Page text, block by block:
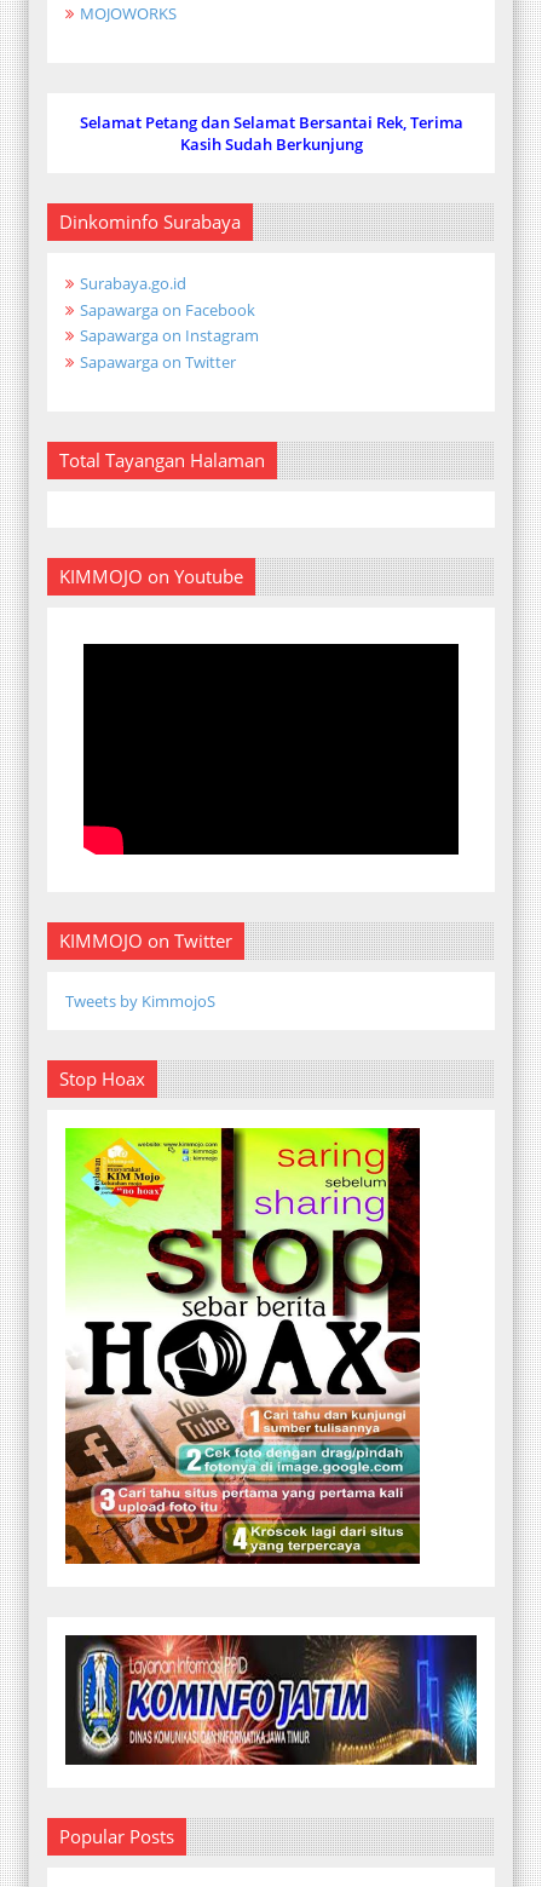
MOJOWORKS
Selamat Petang dan Selamat Bersantai Rek, Terima
Kasih Sudah Berkunjung
Dinkominfo Surabaya
Surabaya.go.id
Sapawarga on Facebook
Sapawarga on Instagram
Sapawarga on Twitter
Total Tayangan Halaman
KIMMOJO on Youtube
KIMMOJO on Twitter
Tweets by KimmojoS
Stop Hoax
Popular Posts